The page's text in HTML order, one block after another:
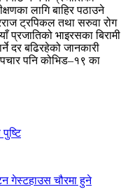
लागि बाहिर पठाउने
ट्रपिकल तथा सरुवा रोग
प्रजातिको भाइरसका बिरामी
बढिरहेको जानकारी
पनि कोभिड–१९ का
गेस्टहाउस चौरमा हुने